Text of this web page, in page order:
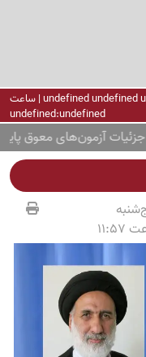
undefined undefined undefined undefined | ساعت
undefined:undefined
آزمون‌های معوق پایه